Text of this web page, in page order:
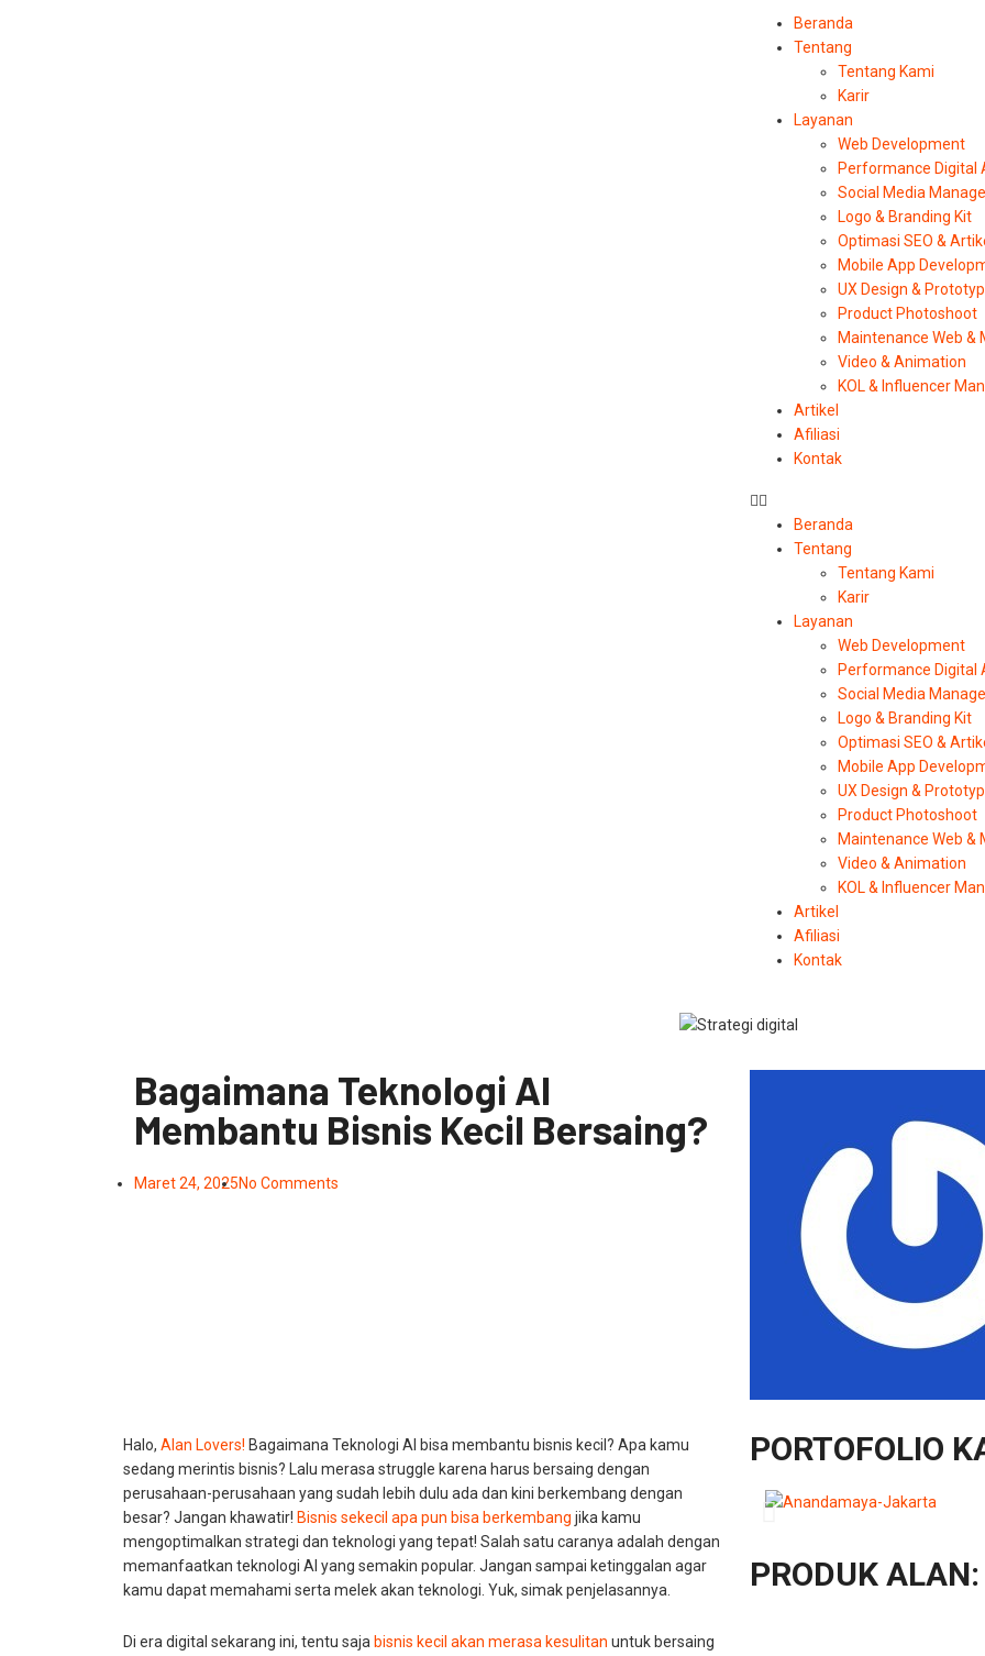
Beranda
Tentang
Tentang Kami
Karir
Layanan
Web Development
Performance Digital
Social Media
Logo & Branding Kit
Optimasi SEO &
Mobile App
UX Design &
Product Photoshoot
Maintenance Web &
Video & Animation
KOL & Influencer
Artikel
Afiliasi
Kontak
Beranda
Tentang
Tentang Kami
Karir
Layanan
Web Development
Performance Digital
Social Media
Logo & Branding Kit
Optimasi SEO &
Mobile App
UX Design &
Product Photoshoot
Maintenance Web &
Video & Animation
KOL & Influencer
Artikel
Afiliasi
Kontak
Bagaimana Teknologi AI
Membantu Bisnis Kecil Bersaing?
Maret 24, 2025No Comments
Halo, Alan Lovers! Bagaimana Teknologi AI bisa membantu bisnis kecil? Apa kamu
sedang merintis bisnis? Lalu merasa struggle karena harus bersaing dengan
perusahaan-perusahaan yang sudah lebih dulu ada dan kini berkembang dengan
besar? Jangan khawatir! Bisnis sekecil apa pun bisa berkembang jika kamu
mengoptimalkan strategi dan teknologi yang tepat! Salah satu caranya adalah dengan
memanfaatkan teknologi AI yang semakin popular. Jangan sampai ketinggalan agar
kamu dapat memahami serta melek akan teknologi. Yuk, simak penjelasannya.
Di era digital sekarang ini, tentu saja bisnis kecil akan merasa kesulitan untuk bersaing
PORTOFOLIO
PRODUK ALAN: